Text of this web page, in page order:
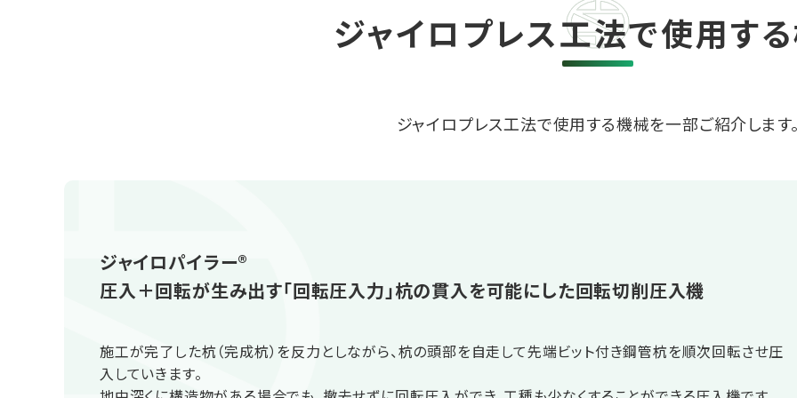
ジャイロプレス工法で使用す
ジャイロプレス工法で使用する機械を一部ご紹介します
ジャイロパイラー®
圧入＋回転が生み出す「回転圧入力」杭の貫入を可能にした回転切削圧入機
施工が完了した杭（完成杭）を反力としながら、杭の頭部を自走して先端ビット付き鋼管杭を順次回転させ圧
入していきます。